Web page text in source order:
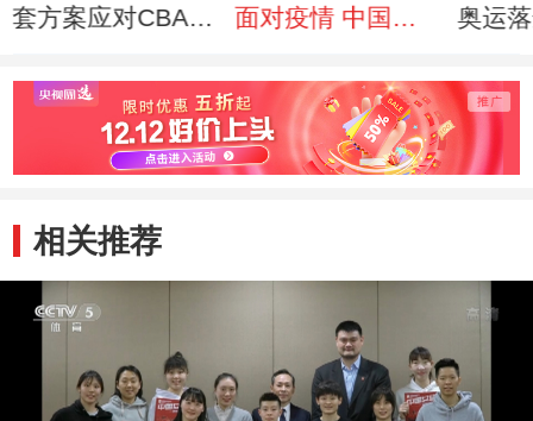
套方案应对CBA联
面对疫情 中国女
奥运
相关推荐